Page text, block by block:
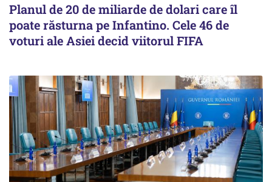
Planul de 20 de miliarde de dolari care îl
poate răsturna pe Infantino. Cele 46 de
voturi ale Asiei decid viitorul FIFA